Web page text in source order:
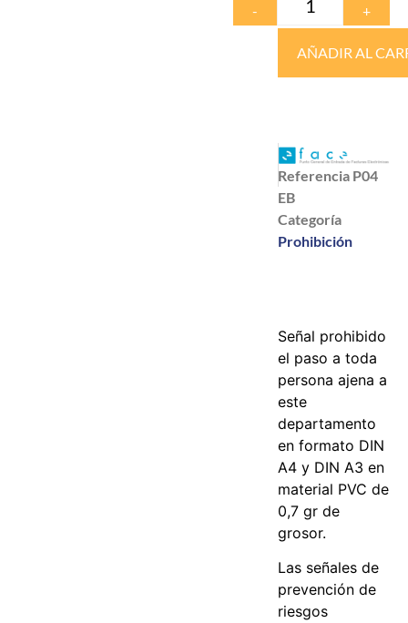
- +
AÑADIR AL
Referencia P04
EB
Categoría
Prohibición
Señal prohibido
el paso a toda
persona ajena a
este
departamento
en formato DIN
A4 y DIN A3 en
material PVC de
0,7 gr de
grosor.
Las señales de
prevención de
riesgos